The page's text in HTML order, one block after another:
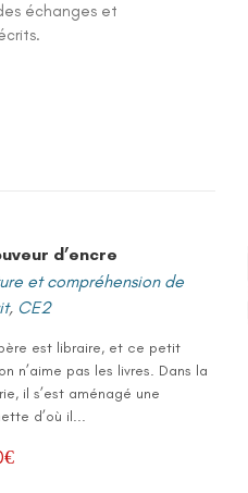
échanges et
d’encre
et compréhension de
, CE2
est libraire, et ce petit
n’aime pas les livres. Dans la
il s’est aménagé une
d’où il...
€